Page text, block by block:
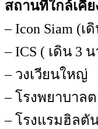
สถานที่ใกล้เคีย
– Icon Siam (เ
– ICS ( เดิน 3
– วงเวียนใหญ่
– โรงพยาบาล
– โรงแรมฮิลตั